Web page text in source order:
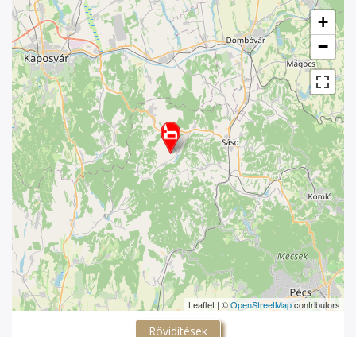
+
−
Leaflet | ©OpenStreetMapcontributors
Rövidítések